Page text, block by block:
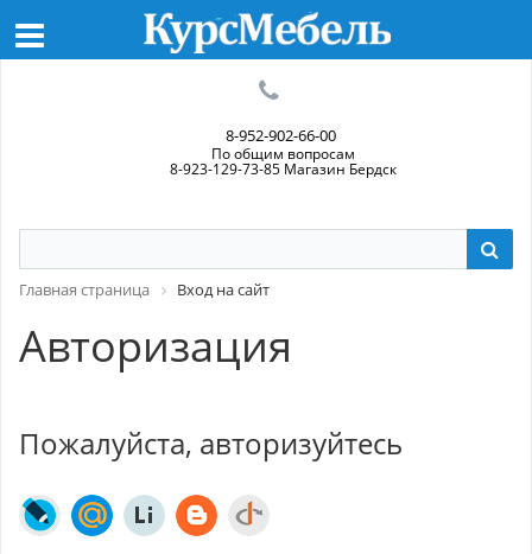
8-952-902-66-00
По общим вопросам
8-923-129-73-85 Магазин Бердск
Главная страница Вход на сайт
Авторизация
Пожалуйста, авторизуйтесь